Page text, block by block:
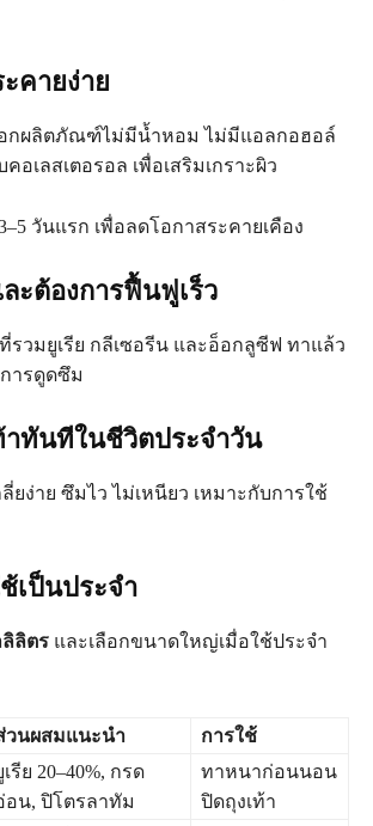
คายง่าย
อกผลิตภัณฑ์ไม่มีน้ำหอม ไม่มีแอลกอฮอล์
อเลสเตอรอล เพื่อเสริมเกราะผิว
วันแรก เพื่อลดโอกาสระคายเคือง
ะต้องการฟื้นฟูเร็ว
รวมยูเรีย กลีเซอรีน และอ็อกลูซีฟ ทาแล้ว
ารดูดซึม
าทันทีในชีวิตประจำวัน
ยง่าย ซึมไว ไม่เหนียว เหมาะกับการใช้
เป็นประจำ
ลิตร และเลือกขนาดใหญ่เมื่อใช้ประจำ
วนผสมแนะนำ
การใช้
เรีย 20–40%, กรด
อน, ปิโตรลาทัม
ทาหนาก่อนนอน
ปิดถุงเท้า